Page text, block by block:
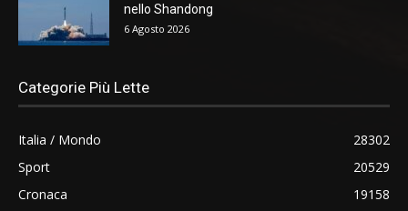
nello Shandong
6 Agosto 2026
Categorie Più Lette
Italia / Mondo
28302
Sport
20529
Cronaca
19158